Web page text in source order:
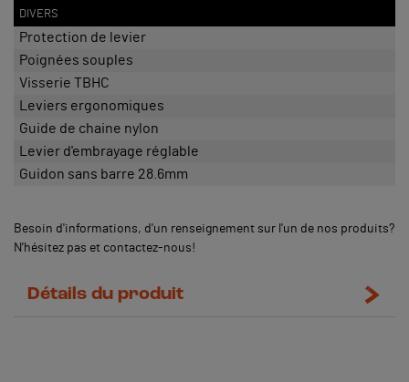
DIVERS
Protection de levier
Poignées souples
Visserie TBHC
Leviers ergonomiques
Guide de chaine nylon
Levier d'embrayage réglable
Guidon sans barre 28.6mm
Besoin d'informations, d'un renseignement sur l'un de nos produits?
N'hésitez pas et contactez-nous!
Détails du produit